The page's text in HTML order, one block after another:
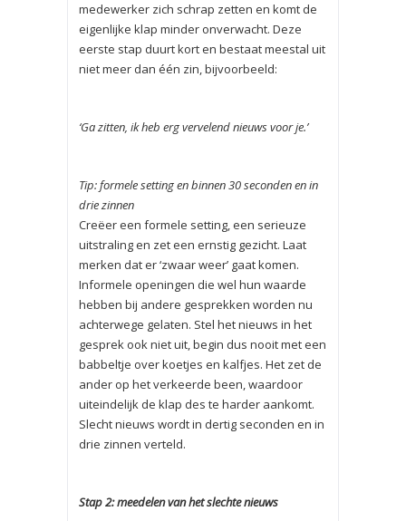
medewerker zich schrap zetten en komt de
eigenlijke klap minder onverwacht. Deze
eerste stap duurt kort en bestaat meestal uit
niet meer dan één zin, bijvoorbeeld:
‘Ga zitten, ik heb erg vervelend nieuws voor je.’
Tip: formele setting en binnen 30 seconden en in
drie zinnen
Creëer een formele setting, een serieuze
uitstraling en zet een ernstig gezicht. Laat
merken dat er ‘zwaar weer’ gaat komen.
Informele openingen die wel hun waarde
hebben bij andere gesprekken worden nu
achterwege gelaten. Stel het nieuws in het
gesprek ook niet uit, begin dus nooit met een
babbeltje over koetjes en kalf­jes. Het zet de
ander op het verkeerde been, waardoor
uiteindelijk de klap des te harder aan­komt.
Slecht nieuws wordt in dertig seconden en in
drie zinnen verteld.
Stap 2: meedelen van het slechte nieuws